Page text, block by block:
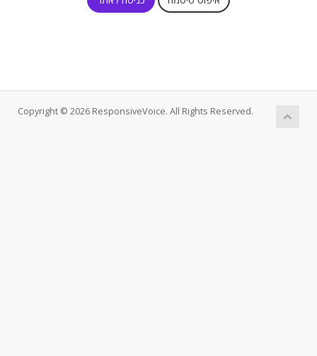
Copyright © 2026 ResponsiveVoice. All Rights Reserved.